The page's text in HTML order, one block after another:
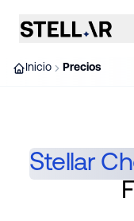
Inicio Precios
Stellar